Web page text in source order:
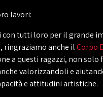
lavori:
tutti loro per il grande
ringraziamo anche ilCorpo
a questi ragazzi, non solo
valorizzandoli e
e attitudini artistiche.